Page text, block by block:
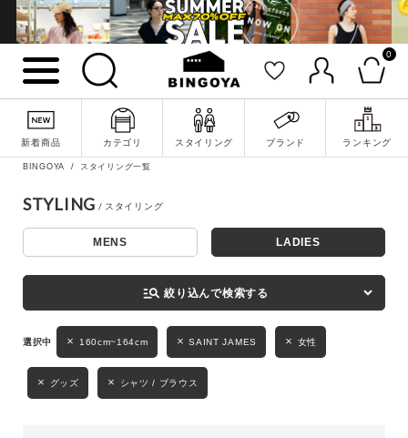
0
新着商品 カテゴリ スタイリング ブランド ランキング
詳細検索
キーワード
性別
MENS LADIES KIDS
BINGOYA スタイリング一覧
STYLING
MENS LADIES
manage_search 絞り込んで検索する
160cm~164cm SAINT JAMES 女性
グッズ シャツ / ブラウス